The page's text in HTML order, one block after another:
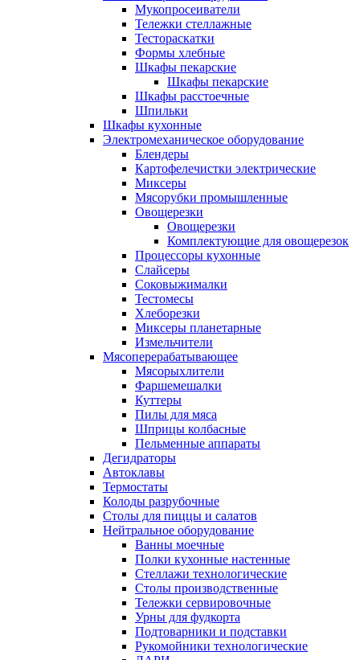
Мукопросеиватели
Тележки стеллажные
Тестораскатки
Формы хлебные
Шкафы пекарские
Шкафы пекарские
Шкафы расстоечные
Шпильки
Шкафы кухонные
Электромеханическое оборудование
Блендеры
Картофелечистки электрические
Миксеры
Мясорубки промышленные
Овощерезки
Овощерезки
Комплектующие для овощерезок
Процессоры кухонные
Слайсеры
Соковыжималки
Тестомесы
Хлеборезки
Миксеры планетарные
Измельчители
Мясоперерабатывающее
Мясорыхлители
Фаршемешалки
Куттеры
Пилы для мяса
Шприцы колбасные
Пельменные аппараты
Дегидраторы
Автоклавы
Термостаты
Колоды разрубочные
Столы для пиццы и салатов
Нейтральное оборудование
Ванны моечные
Полки кухонные настенные
Стеллажи технологические
Столы производственные
Тележки сервировочные
Урны для фудкорта
Подтоварники и подставки
Рукомойники технологические